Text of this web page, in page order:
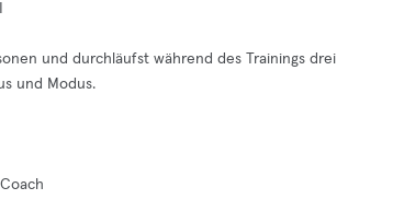
und durchläufst während des Trainings drei
und Modus.